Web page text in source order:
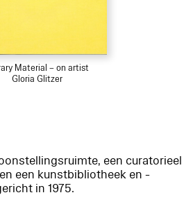
Material – on artist
Gloria Glitzer
een curatorieel
een kunstbibliotheek en -
in 1975.